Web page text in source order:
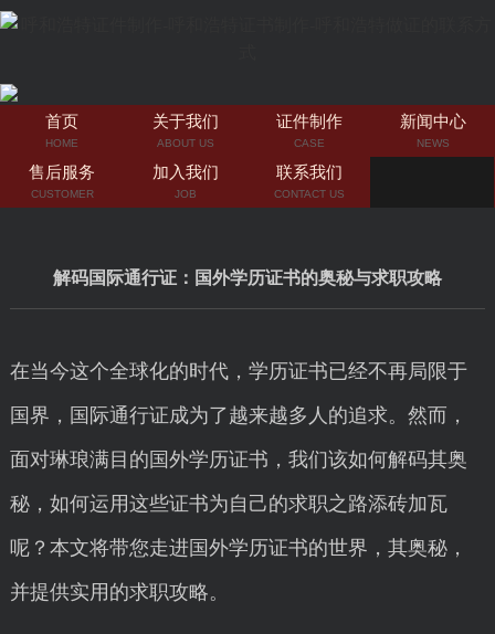
首页
HOME
关于我们
ABOUT US
证件制作
CASE
新闻中心
NEWS
售后服务
CUSTOMER
加入我们
JOB
联系我们
CONTACT US
解码国际通行证：国外学历证书的奥秘与求职攻略
在当今这个全球化的时代，学历证书已经不再局限于
国界，国际通行证成为了越来越多人的追求。然而，
面对琳琅满目的国外学历证书，我们该如何解码其奥
秘，如何运用这些证书为自己的求职之路添砖加瓦
呢？本文将带您走进国外学历证书的世界，其奥秘，
并提供实用的求职攻略。